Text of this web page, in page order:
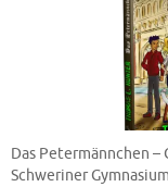
Das Petermännchen –
Schweriner